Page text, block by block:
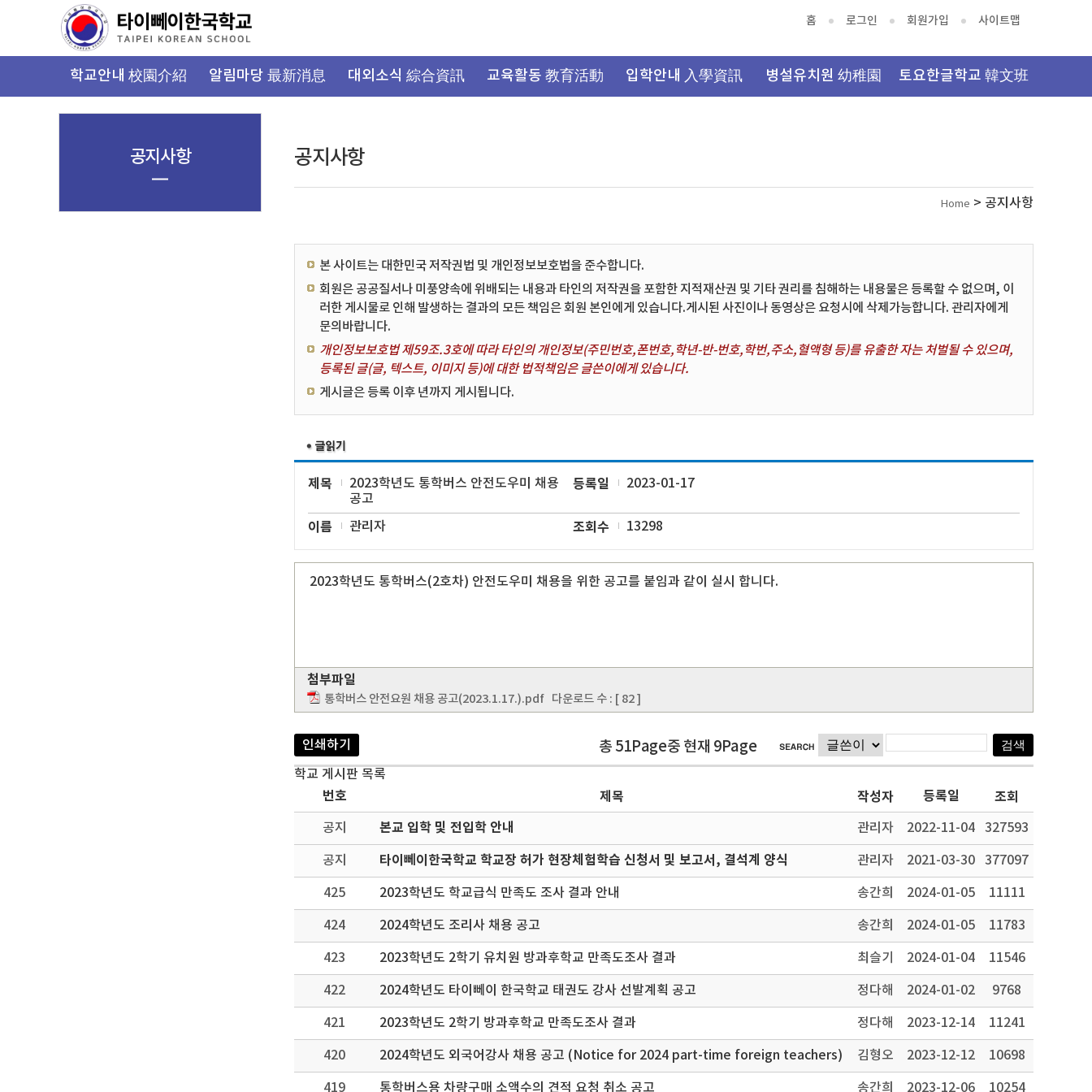
뉴
홈 로그인 회원가입 사이트맵
학교안내 校園介紹 알림마당 最新消息 대외소식 綜合資訊 교육활동 教育活動 입학안내 入學資訊 병설유치원 幼稚園 토요한글학교 韓文班
공지사항
Home > 공지사항
본 사이트는 대한민국 저작권법 및 개인정보보호법을 준수합니다.
회원은 공공질서나 미풍양속에 위배되는 내용과 타인의 저작권을 포함한 지적재산권 및 기타 권리를 침해하는 내용물은 등록할 수 없으며, 이
러한 게시물로 인해 발생하는 결과의 모든 책임은 회원 본인에게 있습니다.게시된 사진이나 동영상은 요청시에 삭제가능합니다. 관리자에게
문의바랍니다.
개인정보보호법 제59조.3호에 따라 타인의 개인정보(주민번호,폰번호,학년-반-번호,학번,주소,혈액형 등)를 유출한 자는 처벌될 수 있으며,
등록된 글(글, 텍스트, 이미지 등)에 대한 법적책임은 글쓴이에게 있습니다.
게시글은 등록 이후 년까지 게시됩니다.
제목
2023학년도 통학버스 안전도우미 채용
공고
등록일 2023-01-17
이름 관리자 조회수 13298
2023학년도 통학버스(2호차) 안전도우미 채용을 위한 공고를 붙임과 같이 실시 합니다.
첨부파일
통학버스 안전요원 채용 공고(2023.1.17.).pdf 다운로드 수 : [ 82 ]
인쇄하기 총 51Page중 현재 9Page
학교 게시판 목록
번호 제목 작성자 등록일 조회
공지 본교 입학 및 전입학 안내 관리자 2022-11-04 327593
공지 타이뻬이한국학교 학교장 허가 현장체험학습 신청서 및 보고서, 결석계 양식 관리자 2021-03-30 377097
425 2023학년도 학교급식 만족도 조사 결과 안내 송간희 2024-01-05 11111
424 2024학년도 조리사 채용 공고 송간희 2024-01-05 11783
423 2023학년도 2학기 유치원 방과후학교 만족도조사 결과 최슬기 2024-01-04 11546
422 2024학년도 타이뻬이 한국학교 태권도 강사 선발계획 공고 정다해 2024-01-02 9768
421 2023학년도 2학기 방과후학교 만족도조사 결과 정다해 2023-12-14 11241
420 2024학년도 외국어강사 채용 공고 (Notice for 2024 part-time foreign teachers) 김형오 2023-12-12 10698
419 통학버스용 차량구매 소액수의 견적 요청 취소 공고 송간희 2023-12-06 10254
공지사항